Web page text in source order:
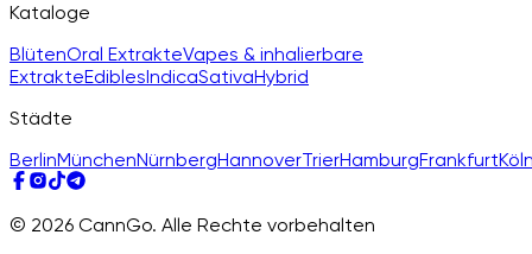
Kataloge
BlütenOral ExtrakteVapes & inhalierbare
ExtrakteEdiblesIndicaSativaHybrid
Städte
BerlinMünchenNürnbergHannoverTrierHamburgFrankfurt
© 2026 CannGo. Alle Rechte vorbehalten